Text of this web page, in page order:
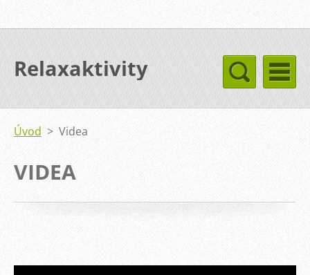
Relaxaktivity
Úvod > Videa
VIDEA